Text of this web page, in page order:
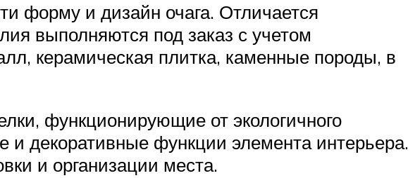
форму и дизайн очага. Отличается
выполняются под заказ с учетом
керамическая плитка, каменные породы, в
функционирующие от экологичного
и декоративные функции элемента интерьера.
и организации места.